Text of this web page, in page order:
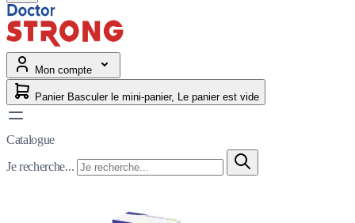
Mon compte
Panier Basculer le mini-panier, Le panier est vide
Catalogue
Je recherche...